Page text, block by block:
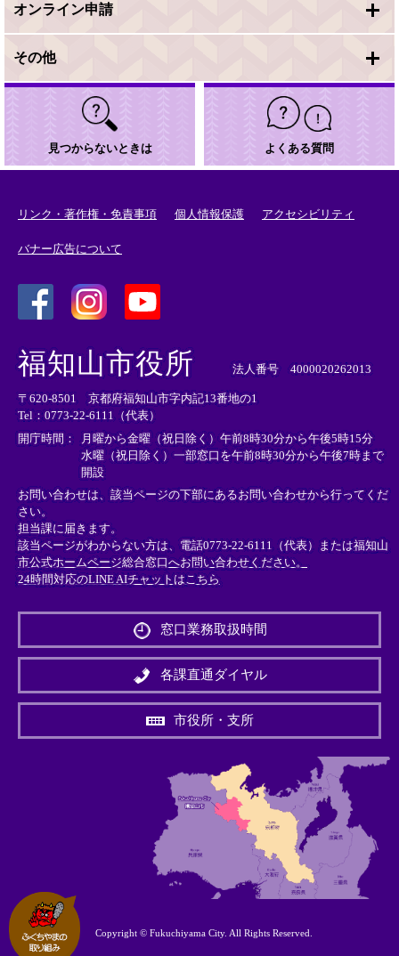
オンライン申請
その他
見つからないときは よくある質問
リンク・著作権・免責事項 個人情報保護 アクセシビリティ
バナー広告について
外
部
リ
ン
ク
＞
外
リ
ン
ク
＞
外
部
ン
ク
＞
福知山市役所 法人番号 4000020262013
〒620-8501 京都府福知山市字内記13番地の1
Tel：0773-22-6111（代表）
開庁時間：
月曜から金曜（祝日除く）午前8時30分から午後5時15分
水曜（祝日除く）一部窓口を午前8時30分から午後7時まで
開設
お問い合わせは、該当ページの下部にあるお問い合わせから行ってくだ
さい。
担当課に届きます。
該当ページがわからない方は、電話0773-22-6111（代表）または福知山
市公式ホームページ総合窓口へお問い合わせください。
24時間対応のLINE AIチャットはこちら
外
リ
ン
＞
窓口業務取扱時間
各課直通ダイヤル
市役所・支所
Copyright © Fukuchiyama City. All Rights Reserved.